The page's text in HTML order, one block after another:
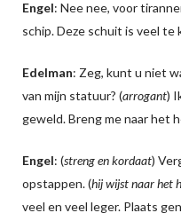
Engel: Nee nee, voor
schip. Deze schuit is veel te
Edelman: Zeg, kunt u niet
van mijn statuur? (arrogant)
geweld. Breng me naar het
Engel: (streng en kordaat)
opstappen. (hij wijst naar het
veel en veel leger. Plaats